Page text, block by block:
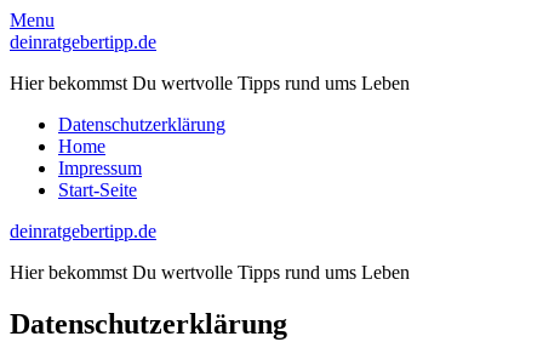
Skip
to
Menu
deinratgebertipp.de
Hier bekommst Du wertvolle Tipps rund ums Leben
Datenschutzerklärung
Home
Impressum
Start-Seite
deinratgebertipp.de
Hier bekommst Du wertvolle Tipps rund ums Leben
Datenschutzerklärung